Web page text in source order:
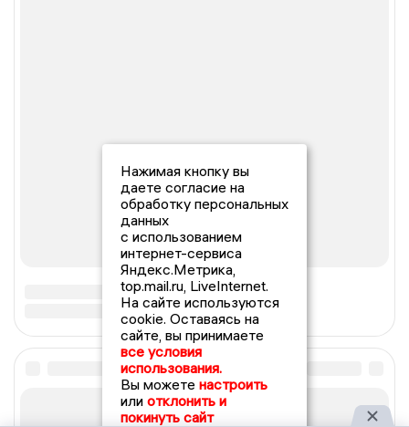
Нажимая кнопку вы
даете согласие на
обработку персональных
данных
с использованием
интернет-сервиса
Яндекс.Метрика,
top.mail.ru, LiveInternet.
На сайте используются
cookie. Оставаясь на
сайте, вы принимаете
все условия
использования.
Вы можете настроить
или отклонить и
покинуть сайт